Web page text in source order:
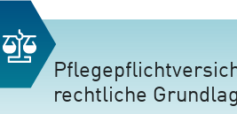
rechtliche